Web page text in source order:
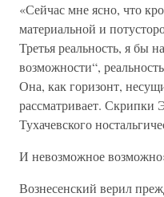
«Сейчас мне ясно, что
материальной и
Третья реальность, я бы
возможности“,
Она, как горизонт,
рассматривает. Скрипки
Тухачевского
И невозможное
Вознесенский верил